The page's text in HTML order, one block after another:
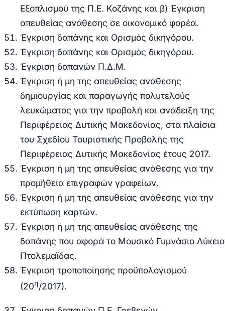
Εξοπλισμού της Π.Ε. Κοζάνης και β) Έγκριση
απευθείας ανάθεσης σε οικονομικό φορέα.
Έγκριση δαπάνης και Ορισμός δικηγόρου.
Έγκριση δαπάνης και Ορισμός δικηγόρου.
Έγκριση δαπανών Π.Δ.Μ.
Έγκριση ή μη της απευθείας ανάθεσης
δημιουργίας και παραγωγής πολυτελούς
λευκώματος για την προβολή και ανάδειξη της
Περιφέρειας Δυτικής Μακεδονίας, στα πλαίσια
του Σχεδίου Τουριστικής Προβολής της
Περιφέρειας Δυτικής Μακεδονίας έτους 2017.
Έγκριση ή μη της απευθείας ανάθεσης για την
προμήθεια επιγραφών γραφείων.
Έγκριση ή μη της απευθείας ανάθεσης για την
εκτύπωση καρτών.
Έγκριση ή μη της απευθείας ανάθεσης της
δαπάνης που αφορά το Μουσικό Γυμνάσιο Λύκειο
Πτολεμαϊδας.
Έγκριση τροποποίησης προϋπολογισμού
(20η/2017).